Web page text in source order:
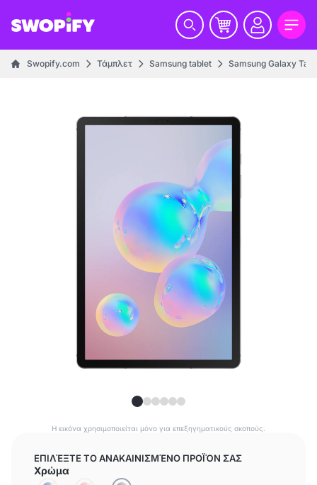
Swopify.com Τάμπλετ Samsung tablet Samsung Galaxy Tab
Η εικόνα χρησιμοποιείται μόνο για επεξηγηματικούς σκοπούς.
ΕΠΙΛΈΞΤΕ ΤΟ ΑΝΑΚΑΙΝΙΣΜΈΝΟ ΠΡΟΪΌΝ ΣΑΣ
Χρώμα